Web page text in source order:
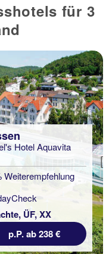
für 3
Hotel Aquavita
Weiterempfehlung
ÜF, XX
p.P. ab 238 €